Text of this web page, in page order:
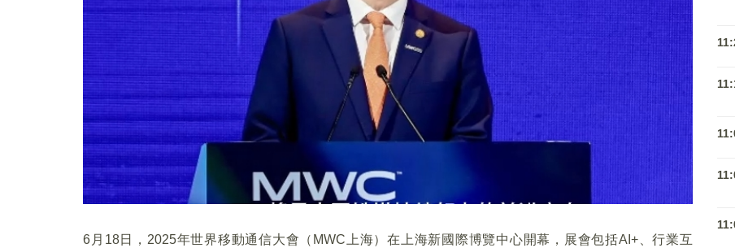
6月18日，2025年世界移動通信大會（MWC上海）在上海新國際博覽中心開幕，展會包括AI+、行業互